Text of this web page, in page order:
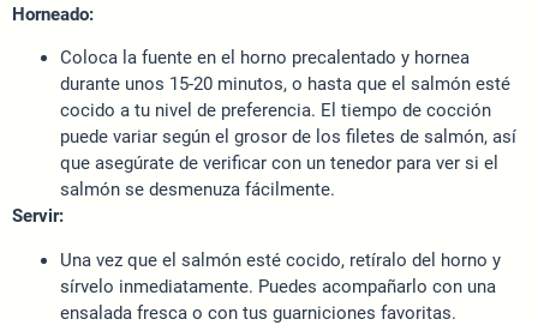
Horneado:
Coloca la fuente en el horno precalentado y hornea
durante unos 15-20 minutos, o hasta que el salmón esté
cocido a tu nivel de preferencia. El tiempo de cocción
puede variar según el grosor de los filetes de salmón, así
que asegúrate de verificar con un tenedor para ver si el
salmón se desmenuza fácilmente.
Servir:
Una vez que el salmón esté cocido, retíralo del horno y
sírvelo inmediatamente. Puedes acompañarlo con una
ensalada fresca o con tus guarniciones favoritas.